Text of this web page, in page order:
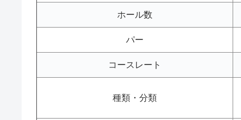
ホール数
パー
コースレート
種類・分類